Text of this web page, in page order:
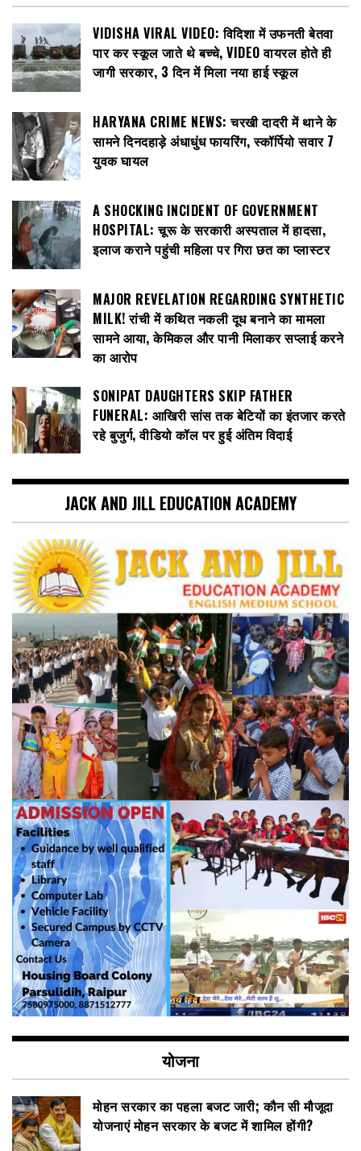
VIDISHA VIRAL VIDEO: विदिशा में उफनती बेतवा
पार कर स्कूल जाते थे बच्चे, VIDEO वायरल होते ही
जागी सरकार, 3 दिन में मिला नया हाई स्कूल
HARYANA CRIME NEWS: चरखी दादरी में थाने के
सामने दिनदहाड़े अंधाधुंध फायरिंग, स्कॉर्पियो सवार 7
युवक घायल
A SHOCKING INCIDENT OF GOVERNMENT
HOSPITAL: चूरू के सरकारी अस्पताल में हादसा,
इलाज कराने पहुंची महिला पर गिरा छत का प्लास्टर
MAJOR REVELATION REGARDING SYNTHETIC
MILK! रांची में कथित नकली दूध बनाने का मामला
सामने आया, केमिकल और पानी मिलाकर सप्लाई करने
का आरोप
SONIPAT DAUGHTERS SKIP FATHER
FUNERAL: आखिरी सांस तक बेटियों का इंतजार करते
रहे बुजुर्ग, वीडियो कॉल पर हुई अंतिम विदाई
JACK AND JILL EDUCATION ACADEMY
योजना
मोहन सरकार का पहला बजट जारी; कौन सी मौजूदा
योजनाएं मोहन सरकार के बजट में शामिल होंगी?